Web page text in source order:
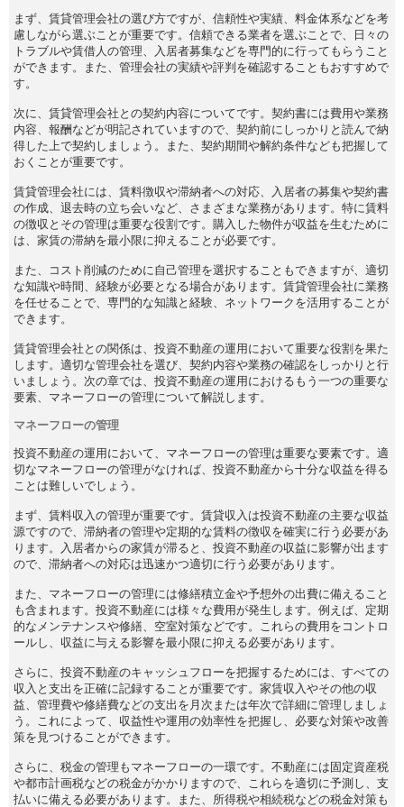
まず、賃貸管理会社の選び方ですが、信頼性や実績、料金体系などを考
慮しながら選ぶことが重要です。信頼できる業者を選ぶことで、日々の
トラブルや賃借人の管理、入居者募集などを専門的に行ってもらうこと
ができます。また、管理会社の実績や評判を確認することもおすすめで
す。
次に、賃貸管理会社との契約内容についてです。契約書には費用や業務
内容、報酬などが明記されていますので、契約前にしっかりと読んで納
得した上で契約しましょう。また、契約期間や解約条件なども把握して
おくことが重要です。
賃貸管理会社には、賃料徴収や滞納者への対応、入居者の募集や契約書
の作成、退去時の立ち会いなど、さまざまな業務があります。特に賃料
の徴収とその管理は重要な役割です。購入した物件が収益を生むために
は、家賃の滞納を最小限に抑えることが必要です。
また、コスト削減のために自己管理を選択することもできますが、適切
な知識や時間、経験が必要となる場合があります。賃貸管理会社に業務
を任せることで、専門的な知識と経験、ネットワークを活用することが
できます。
賃貸管理会社との関係は、投資不動産の運用において重要な役割を果た
します。適切な管理会社を選び、契約内容や業務の確認をしっかりと行
いましょう。次の章では、投資不動産の運用におけるもう一つの重要な
要素、マネーフローの管理について解説します。
マネーフローの管理
投資不動産の運用において、マネーフローの管理は重要な要素です。適
切なマネーフローの管理がなければ、投資不動産から十分な収益を得る
ことは難しいでしょう。
まず、賃料収入の管理が重要です。賃貸収入は投資不動産の主要な収益
源ですので、滞納者の管理や定期的な賃料の徴収を確実に行う必要があ
ります。入居者からの家賃が滞ると、投資不動産の収益に影響が出ます
ので、滞納者への対応は迅速かつ適切に行う必要があります。
また、マネーフローの管理には修繕積立金や予想外の出費に備えること
も含まれます。投資不動産には様々な費用が発生します。例えば、定期
的なメンテナンスや修繕、空室対策などです。これらの費用をコントロ
ールし、収益に与える影響を最小限に抑える必要があります。
さらに、投資不動産のキャッシュフローを把握するためには、すべての
収入と支出を正確に記録することが重要です。家賃収入やその他の収
益、管理費や修繕費などの支出を月次または年次で詳細に管理しましょ
う。これによって、収益性や運用の効率性を把握し、必要な対策や改善
策を見つけることができます。
さらに、税金の管理もマネーフローの一環です。不動産には固定資産税
や都市計画税などの税金がかかりますので、これらを適切に予測し、支
払いに備える必要があります。また、所得税や相続税などの税金対策も